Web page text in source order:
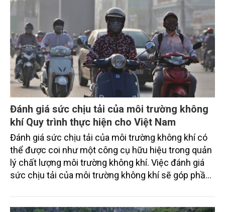
Đánh giá sức chịu tải của môi trường không
khí Quy trình thực hiện cho Việt Nam
Đánh giá sức chịu tải của môi trường không khí có
thể được coi như một công cụ hữu hiệu trong quản
lý chất lượng môi trường không khí. Việc đánh giá
sức chịu tải của môi trường không khí sẽ góp phần
phí xả khí thải.